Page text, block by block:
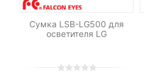
Сумка LSB-LG500 для
осветителя LG